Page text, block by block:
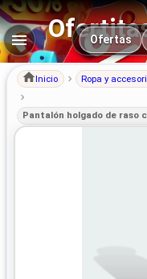
Ofertas
Inicio Ropa y
Pantalón holgado de raso